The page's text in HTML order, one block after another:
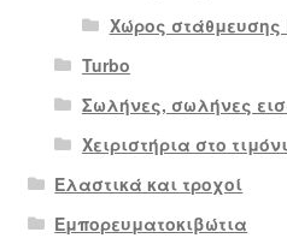
Χώρος στάθμευσης
Turbo
Σωλήνες, σωλήνες
Χειριστήρια στο τιμόνι
Ελαστικά και τροχοί
Εμπορευματοκιβώτια